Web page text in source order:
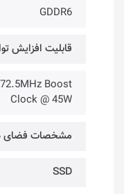
GDDR6
قابلیت افزایش
Boost
Clock @ 45W
مشخصات فضای
SSD